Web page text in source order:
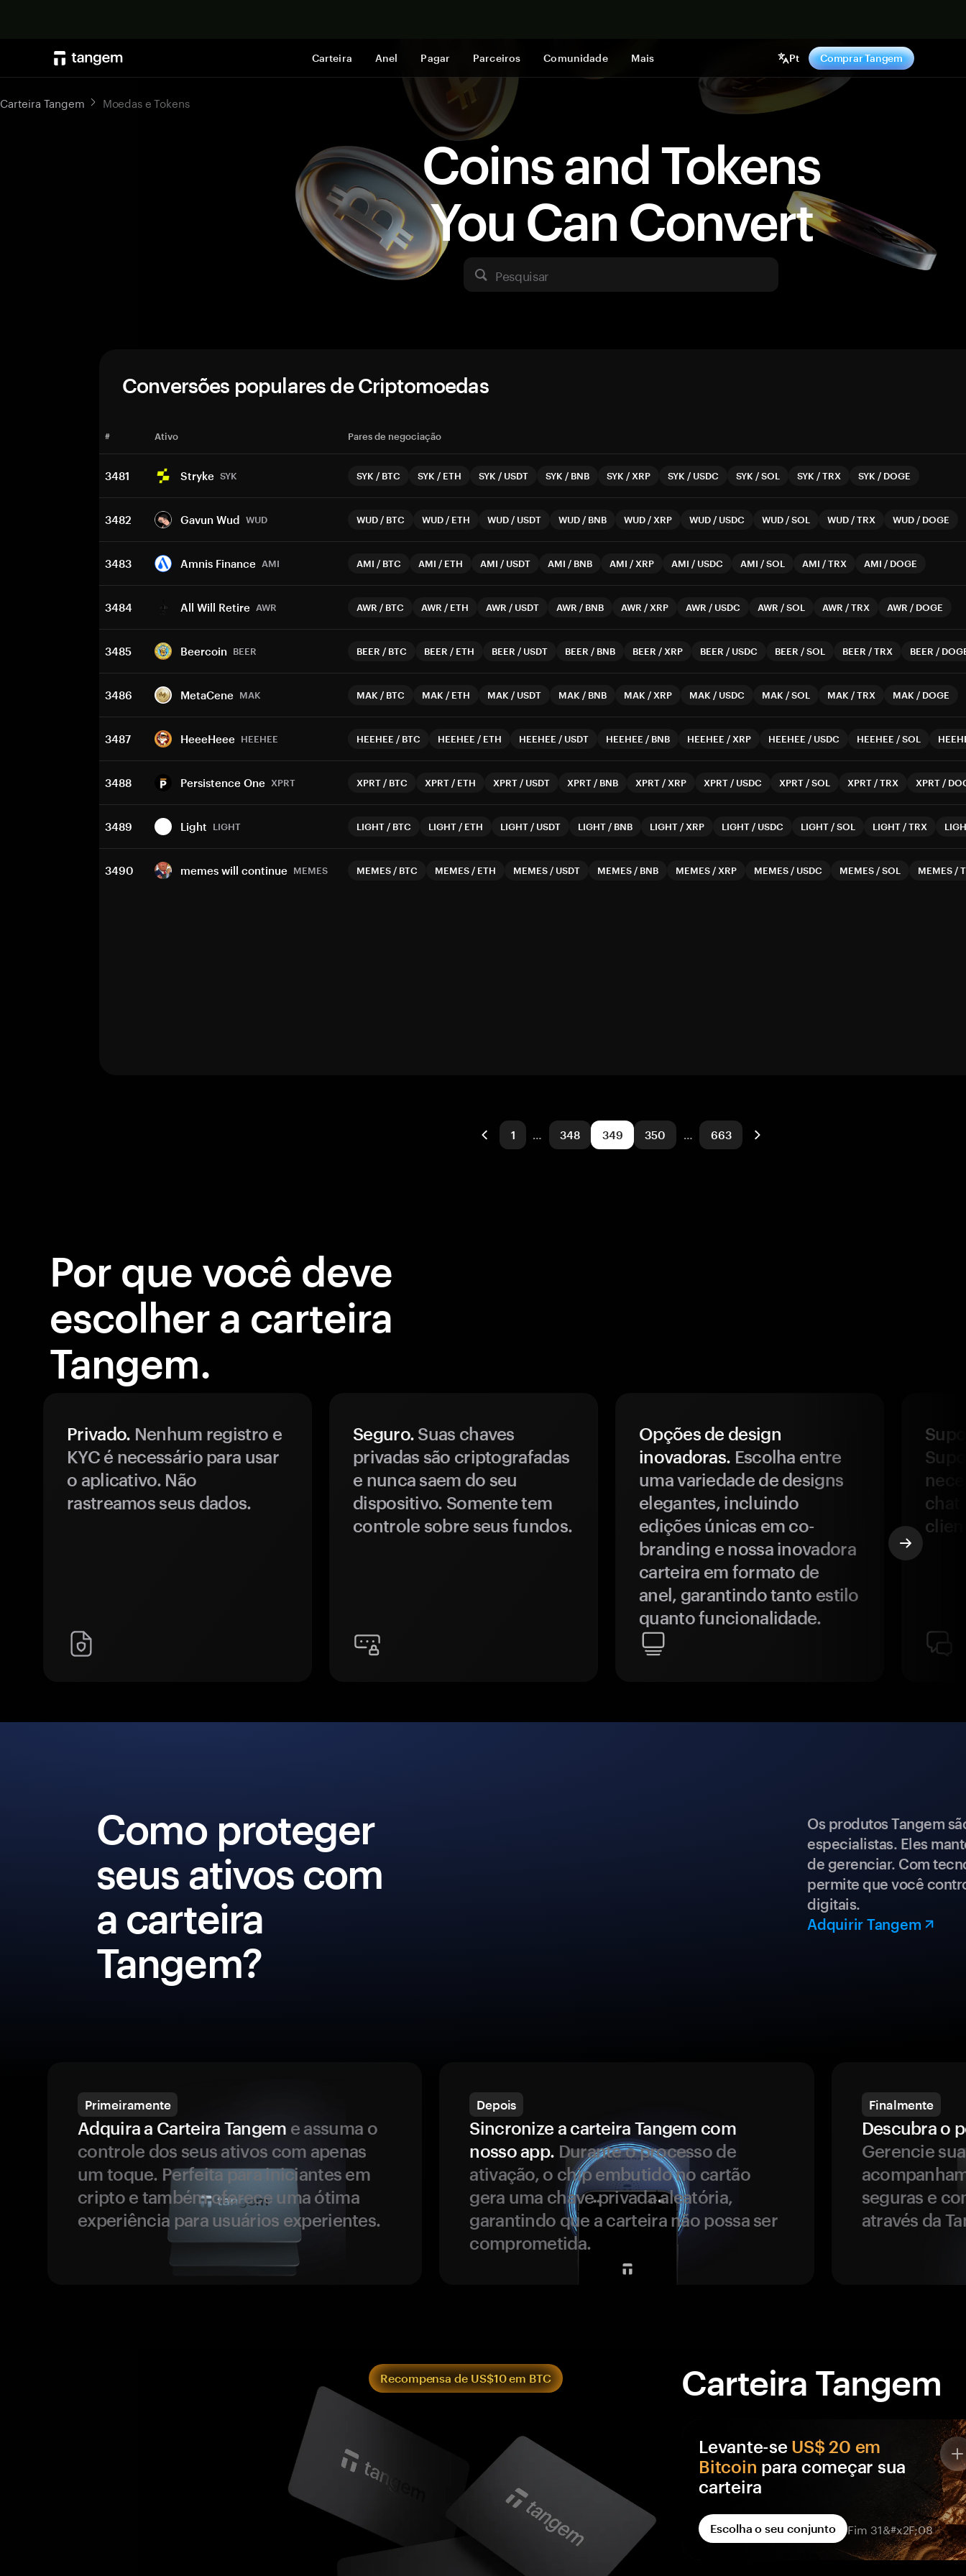
Carteira Anel Pagar Parceiros Comunidade Mais Pt Comprar Tangem
Coins and Tokens
You Can Convert
Pesquisar
Carteira Tangem Moedas e Tokens
Conversões populares de Criptomoedas
# Ativo Pares de negociação
3481 Stryke SYK SYK / BTC SYK / ETH SYK / USDT SYK / BNB SYK / XRP SYK / USDC SYK /SOL SYK /TRX SYK / DOGE
3482 Gavun Wud WUD WUD / BTC WUD / ETH WUD / USDT WUD / BNB WUD / XRP WUD / USDC WUD /SOL WUD /TRX WUD / DOGE
3483 Amnis Finance AMI AMI / BTC AMI / ETH AMI / USDT AMI / BNB AMI / XRP AMI / USDC AMI /SOL AMI /TRX AMI / DOGE
3484 All Will Retire AWR AWR / BTC AWR / ETH AWR / USDT AWR / BNB AWR / XRP AWR / USDC AWR /SOL AWR /TRX AWR / DOGE
3485 Beercoin BEER BEER / BTC BEER / ETH BEER / USDT BEER / BNB BEER / XRP BEER / USDC BEER /SOL BEER /TRX BEER /
3486 MetaCene MAK MAK / BTC MAK / ETH MAK / USDT MAK / BNB MAK / XRP MAK / USDC MAK /SOL MAK /TRX MAK / DOGE
3487 HeeeHeee HEEHEE HEEHEE / BTC HEEHEE / ETH HEEHEE / USDT HEEHEE / BNB HEEHEE / XRP HEEHEE / USDC HEEHEE /SOL
3488 Persistence One XPRT XPRT / BTC XPRT / ETH XPRT / USDT XPRT / BNB XPRT / XRP XPRT / USDC XPRT /SOL XPRT /TRX XPRT /
3489 Light LIGHT LIGHT / BTC LIGHT / ETH LIGHT / USDT LIGHT / BNB LIGHT / XRP LIGHT / USDC LIGHT /SOL LIGHT /TRX
3490 memes will continue MEMES MEMES / BTC MEMES / ETH MEMES / USDT MEMES / BNB MEMES / XRP MEMES / USDC MEMES /SOL MEMES /
1 … 348 349 350 … 663
Por que você deve
escolher a carteira
Tangem.
Privado. Nenhum registro e
KYC é necessário para usar
o aplicativo. Não
rastreamos seus dados.
Seguro. Suas chaves
privadas são criptografadas
e nunca saem do seu
dispositivo. Somente tem
controle sobre seus fundos.
Opções de design
inovadoras. Escolha entre
uma variedade de designs
elegantes, incluindo
edições únicas em co-
branding e nossa inovadora
carteira em formato de
anel, garantindo tanto estilo
quanto funcionalidade.
chat
Como proteger
seus ativos com
a carteira
Tangem?
Os produtos Tangem
especialistas. Eles
de gerenciar. Com
permite que você
digitais.
Adquirir Tangem
Primeiramente
Adquira a Carteira Tangem e assuma o
controle dos seus ativos com apenas
um toque. Perfeita para iniciantes em
cripto e também oferece uma ótima
experiência para usuários experientes.
Depois
Sincronize a carteira Tangem com
nosso app. Durante o processo de
ativação, o chip embutido no cartão
gera uma chave privada aleatória,
garantindo que a carteira não possa ser
comprometida.
Finalmente
Descubra o
Gerencie
seguras e
através da
Recompensa de US$10 em BTC Carteira Tangem
Levante-se US$ 20 em
Bitcoin
carteira
Cada carteira Tangem no seu pedido vem com
recompensa em BTC, creditada em uma carteira
que só você controla — não em uma corretora.
Escolha o seu conjunto Fim 31&#x2F;08